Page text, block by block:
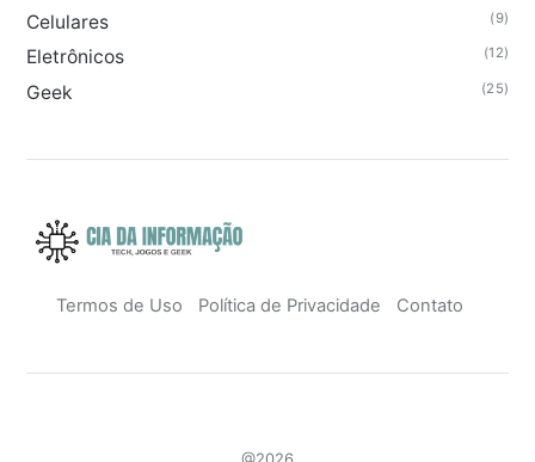
Celulares (9)
Eletrônicos (12)
Geek (25)
Termos de Uso Política de Privacidade Contato
@2026